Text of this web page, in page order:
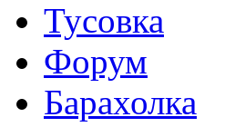
Тусовка
Форум
Барахолка